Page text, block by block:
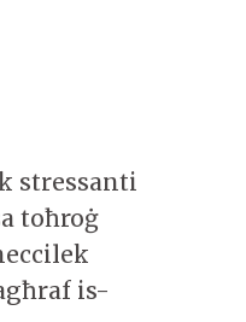
stressanti
toħroġ
is-